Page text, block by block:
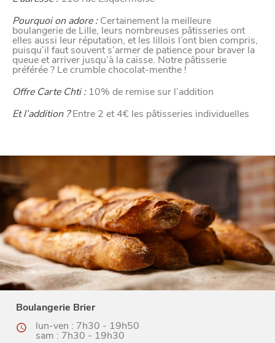
Pourquoi on adore :Certainement la meilleure
boulangerie de Lille, leurs nombreuses pâtisseries ont
elles aussi leur réputation, et les lillois l’ont bien compris,
puisqu’il faut souvent s’armer de patience pour braver la
queue et arriver jusqu’à la caisse. Notre pâtisserie
préférée ? Le crumble chocolat-menthe !
Offre Carte Chti :10% de remise sur l’addition
Et l’addition ?Entre 2 et 4€ les pâtisseries individuelles
Boulangerie Brier
lun-ven : 7h30 - 19h50
sam : 7h30 - 19h30